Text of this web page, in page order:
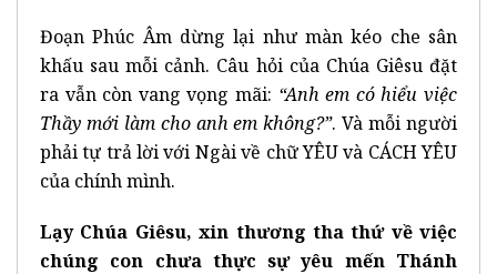
Đoạn Phúc Âm dừng lại như màn kéo che sân
khấu sau mỗi cảnh. Câu hỏi của Chúa Giêsu đặt
ra vẫn còn vang vọng mãi: “Anh em có hiểu việc
Thầy mới làm cho anh em không?”. Và mỗi người
phải tự trả lời với Ngài về chữ YÊU và CÁCH YÊU
của chính mình.
Lạy Chúa Giêsu, xin thương tha thứ về việc
chúng con chưa thực sự yêu mến Thánh